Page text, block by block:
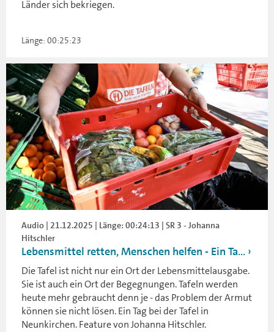
Länder sich bekriegen.
Länge: 00:25:23
Audio | 21.12.2025 | Länge: 00:24:13 | SR 3 - Johanna
Hitschler
Lebensmittel retten, Menschen helfen - Ein Ta...
Die Tafel ist nicht nur ein Ort der Lebensmittelausgabe.
Sie ist auch ein Ort der Begegnungen. Tafeln werden
heute mehr gebraucht denn je - das Problem der Armut
können sie nicht lösen. Ein Tag bei der Tafel in
Neunkirchen. Feature von Johanna Hitschler.